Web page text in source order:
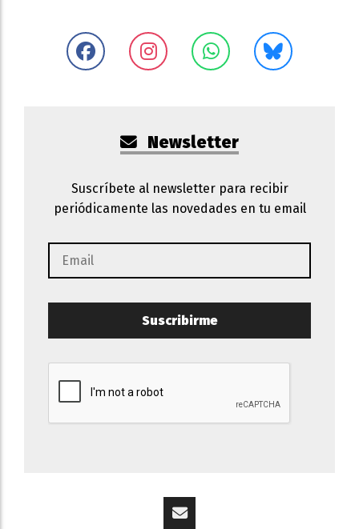
Newsletter
Suscríbete al newsletter para recibir
periódicamente las novedades en tu email
Suscribirme